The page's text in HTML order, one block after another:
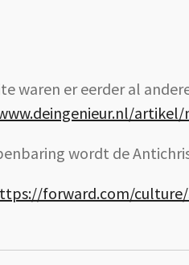
waren er eerder al
wordt de
forward.com/